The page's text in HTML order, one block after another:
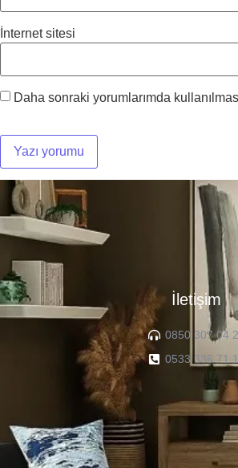
İnternet sitesi
Daha sonraki yorumlarımda
İletişim
0850 307 04
0533 336 71